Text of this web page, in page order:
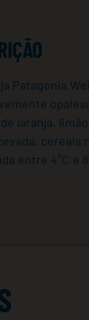
Patagonia
laranja,
cereais
entre 4°C e